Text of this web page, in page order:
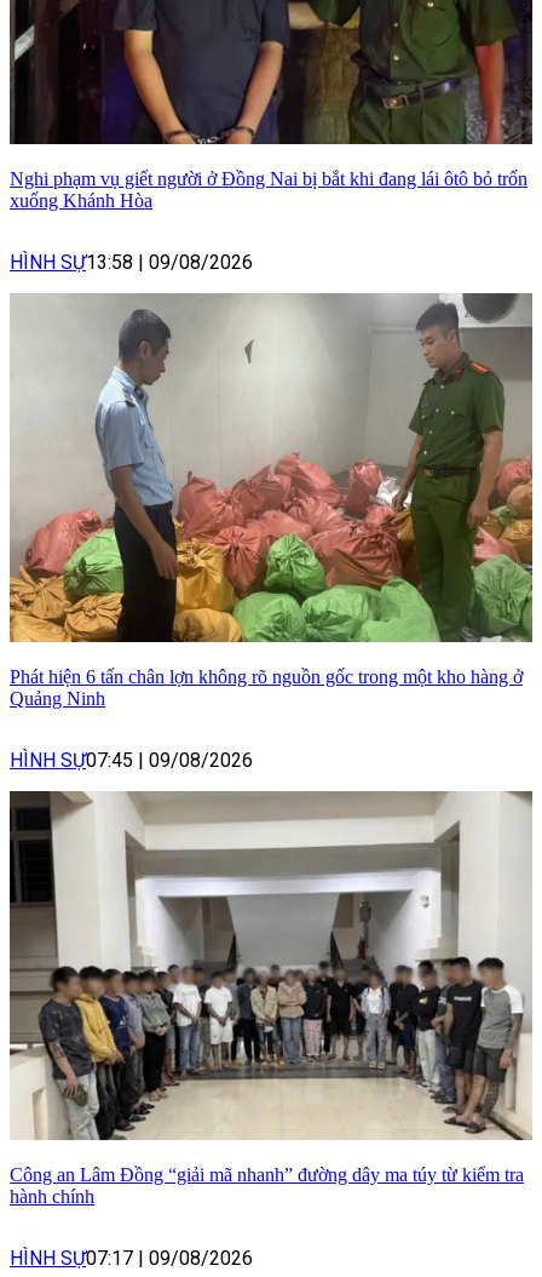
Nghi phạm vụ giết người ở Đồng Nai bị bắt khi đang lái ôtô bỏ trốn
xuống Khánh Hòa
HÌNH SỰ13:58 09/08/2026
Phát hiện 6 tấn chân lợn không rõ nguồn gốc trong một kho hàng ở
Quảng Ninh
HÌNH SỰ07:45 09/08/2026
Công an Lâm Đồng “giải mã nhanh” đường dây ma túy từ kiểm tra
hành chính
HÌNH SỰ07:17 09/08/2026